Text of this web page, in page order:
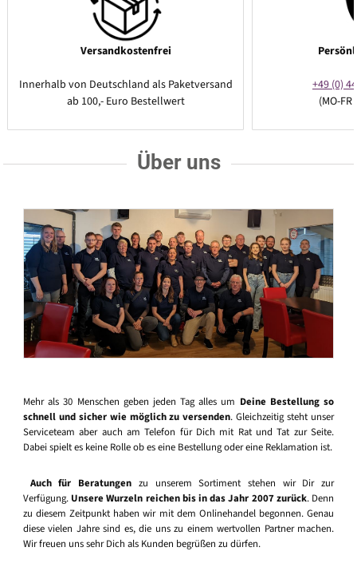
Versandkostenfrei
Innerhalb von Deutschland als Paketversand
ab 100,- Euro Bestellwert
+49 (0)
(MO-
Über uns
Mehr als 30 Menschen geben jeden Tag alles um Deine Bestellung so
schnell und sicher wie möglich zu versenden. Gleichzeitig steht unser
Serviceteam aber auch am Telefon für Dich mit Rat und Tat zur Seite.
Dabei spielt es keine Rolle ob es eine Bestellung oder eine Reklamation ist.
Auch für Beratungen zu unserem Sortiment stehen wir Dir zur
Verfügung. Unsere Wurzeln reichen bis in das Jahr 2007 zurück. Denn
zu diesem Zeitpunkt haben wir mit dem Onlinehandel begonnen. Genau
diese vielen Jahre sind es, die uns zu einem wertvollen Partner machen.
Wir freuen uns sehr Dich als Kunden begrüßen zu dürfen.